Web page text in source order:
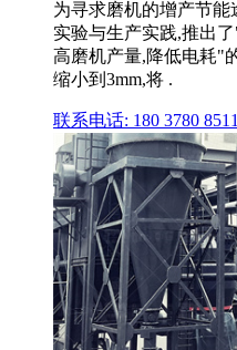
为寻求磨机的增产节
实验与生产实践,推出
高磨机产量,降低电耗"
缩小到3mm,将 .
联系电话: 180 3780 8511